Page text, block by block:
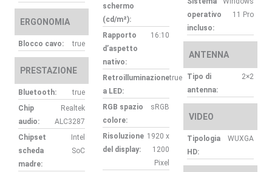
ERGONOMIA
Blocco cavo: true
PRESTAZIONE
Bluetooth:
true
Chip
audio:
Realtek
ALC3287
Chipset
scheda
madre:
Intel
SoC
schermo
(cd/m²):
Rapporto
d’aspetto
nativo:
16:10
Retroilluminazione
a LED:
true
RGB spazio
colore:
sRGB
Risoluzione
del display:
1920 x
1200
Pixel
operativo
incluso:
11 Pro
ANTENNA
Tipo di
antenna:
2×2
VIDEO
Tipologia
HD:
WUXGA